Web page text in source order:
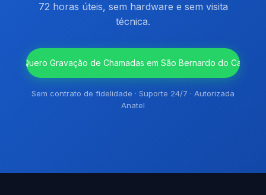
72 horas úteis, sem hardware e sem visita
técnica.
Quero Gravação de Chamadas em São Bernardo do Campo
Sem contrato de fidelidade · Suporte 24/7 · Autorizada
Anatel